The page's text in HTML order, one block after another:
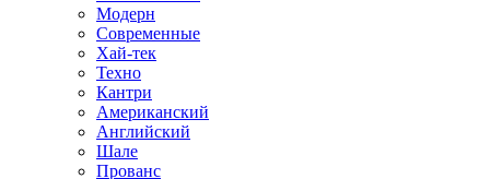
Модерн
Современные
Хай-тек
Техно
Кантри
Американский
Английский
Шале
Прованс